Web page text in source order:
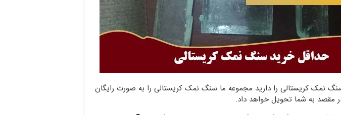
نمک کریستالی را دارید مجموعه ما سنگ نمک کریستالی را به صورت رایگان
مقصد به شما تحویل خواهد داد.